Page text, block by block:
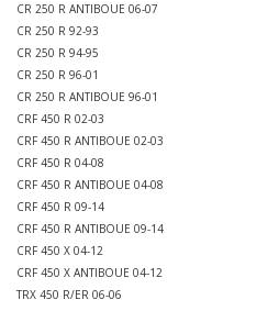
CR 250 R ANTIBOUE 06-07
CR 250 R 92-93
CR 250 R 94-95
CR 250 R 96-01
CR 250 R ANTIBOUE 96-01
CRF 450 R 02-03
CRF 450 R ANTIBOUE 02-03
CRF 450 R 04-08
CRF 450 R ANTIBOUE 04-08
CRF 450 R 09-14
CRF 450 R ANTIBOUE 09-14
CRF 450 X 04-12
CRF 450 X ANTIBOUE 04-12
TRX 450 R/ER 06-06